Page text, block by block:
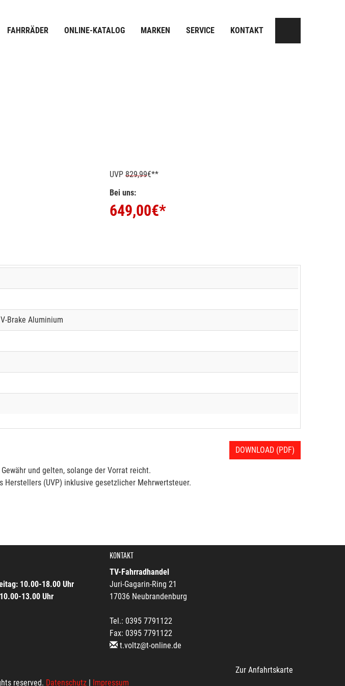
FAHRRÄDER ONLINE-KATALOG MARKEN SERVICE KONTAKT
UVP 829,99€**
Bei uns:
649,00€*
Brake Aluminium
DOWNLOAD (PDF)
und gelten, solange der Vorrat reicht.
(UVP) inklusive gesetzlicher Mehrwertsteuer.
10.00-18.00 Uhr
13.00 Uhr
KONTAKT
TV-Fahrradhandel
Juri-Gagarin-Ring 21
17036 Neubrandenburg
Tel.: 0395 7791122
Fax: 0395 7791122
t.voltz@t-online.de
Zur Anfahrtskarte
reserved. Datenschutz| Impressum